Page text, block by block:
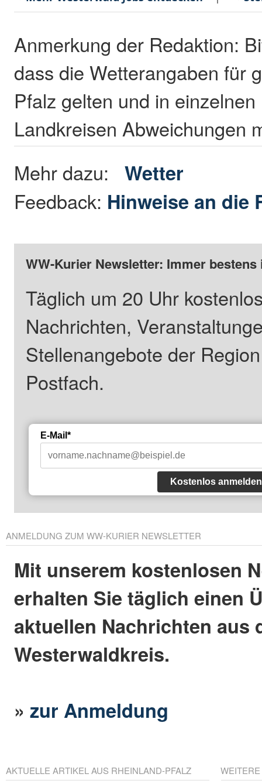
Anmerkung der Redaktion:
dass die Wetterangaben für
Pfalz gelten und in
Landkreisen Abweichungen
Mehr dazu:Wetter
Feedback: Hinweise an die
WW-Kurier Newsletter: Immer
Täglich um 20 Uhr
Nachrichten,
Stellenangebote der
Postfach.
E-Mail*
Kostenlos anmelden
ANMELDUNG ZUM WW-KURIER NEWSLETTER
Mit unserem kostenlosen
erhalten Sie täglich einen
aktuellen Nachrichten aus
Westerwaldkreis.
»zur Anmeldung
AKTUELLE ARTIKEL AUS RHEINLAND-PFALZ